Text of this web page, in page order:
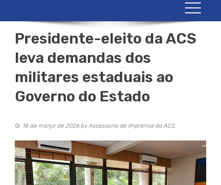
Presidente-eleito da ACS
leva demandas dos
militares estaduais ao
Governo do Estado
16 de março de 2026 byAssessoria de Imprensa da ACS